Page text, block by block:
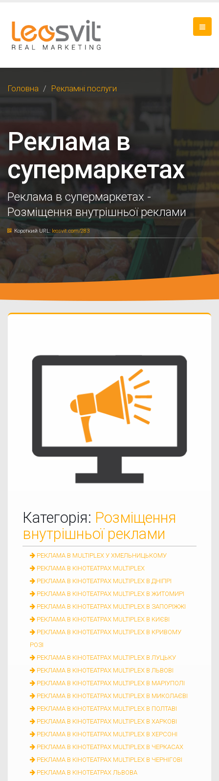
Головна Рекламні послуги
Реклама в
супермаркетах
Реклама в супермаркетах -
Розміщення внутрішньої реклами
Короткий URL: leosvit.com/283
Категорія: Розміщення
внутрішньої реклами
РЕКЛАМА В MULTIPLEX У ХМЕЛЬНИЦЬКОМУ
РЕКЛАМА В КІНОТЕАТРАХ MULTIPLEX
РЕКЛАМА В КІНОТЕАТРАХ MULTIPLEX В ДНІПРІ
РЕКЛАМА В КІНОТЕАТРАХ MULTIPLEX В ЖИТОМИРІ
РЕКЛАМА В КІНОТЕАТРАХ MULTIPLEX В ЗАПОРІЖЖІ
РЕКЛАМА В КІНОТЕАТРАХ MULTIPLEX В КИЄВІ
РЕКЛАМА В КІНОТЕАТРАХ MULTIPLEX В КРИВОМУ
РОЗІ
РЕКЛАМА В КІНОТЕАТРАХ MULTIPLEX В ЛУЦЬКУ
РЕКЛАМА В КІНОТЕАТРАХ MULTIPLEX В ЛЬВОВІ
РЕКЛАМА В КІНОТЕАТРАХ MULTIPLEX В МАРІУПОЛІ
РЕКЛАМА В КІНОТЕАТРАХ MULTIPLEX В МИКОЛАЄВІ
РЕКЛАМА В КІНОТЕАТРАХ MULTIPLEX В ПОЛТАВІ
РЕКЛАМА В КІНОТЕАТРАХ MULTIPLEX В ХАРКОВІ
РЕКЛАМА В КІНОТЕАТРАХ MULTIPLEX В ХЕРСОНІ
РЕКЛАМА В КІНОТЕАТРАХ MULTIPLEX В ЧЕРКАСАХ
РЕКЛАМА В КІНОТЕАТРАХ MULTIPLEX В ЧЕРНІГОВІ
РЕКЛАМА В КІНОТЕАТРАХ ЛЬВОВА